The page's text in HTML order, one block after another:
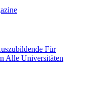
Für
Alle Universitäten